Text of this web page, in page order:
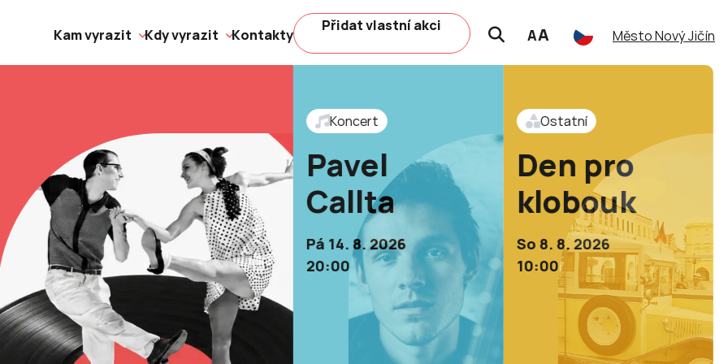
Kam vyrazit Kdy vyrazit Kontakty
Přidat vlastní akci
AA Město Nový Jičín
Koncert
Pavel
Callta
Pá 14. 8. 2026
20:00
Ostatní
Den pro
klobouk
So 8. 8. 2026
10:00